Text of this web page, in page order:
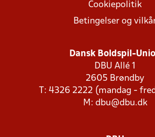
Cookiepolitik
Betingelser og
Dansk Boldspil-
DBU Allé 1
2605 Brøndby
T: 4326 2222 (mandag -
M: dbu@dbu.dk